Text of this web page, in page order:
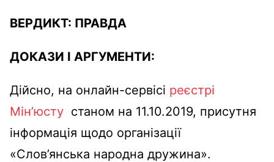
ВЕРДИКТ: ПРАВДА
ДОКАЗИ І АРГУМЕНТИ:
Дійсно, на онлайн-сервісі реєстрі
Мін’юсту станом на 11.10.2019, присутня
інформація щодо організації
«Слов’янська народна дружина».